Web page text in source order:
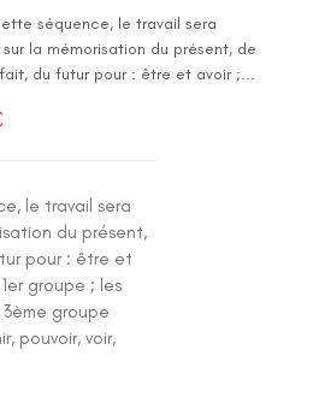
séquence, le travail sera
la mémorisation du présent, de
du futur pour : être et avoir ;...
le travail sera
du présent,
pour : être et
groupe ; les
groupe
pouvoir, voir,